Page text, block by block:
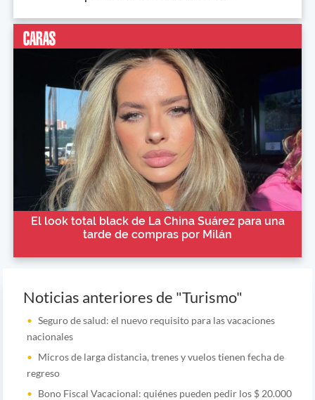
El look total black de La China Suárez para una
tarde de compras por Milán
Noticias anteriores de "Turismo"
Seguro de salud: el nuevo requisito para las vacaciones
nacionales
Micros de larga distancia, trenes y vuelos tienen fecha de
regreso
Bono Fiscal Vacacional: quiénes pueden pedir los $ 20.000